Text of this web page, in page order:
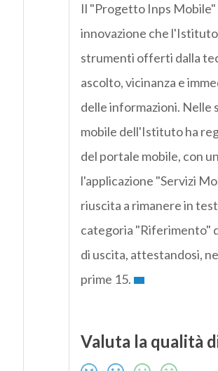
Il "Progetto Inps Mobile"
innovazione che
strumenti offerti dalla
ascolto, vicinanza e
delle informazioni. Nelle
mobile dell'Istituto ha
del portale mobile, con
l'applicazione "Servizi
riuscita a rimanere in
categoria "Riferimento"
di uscita, attestandosi,
prime 15.
Valuta la qualità